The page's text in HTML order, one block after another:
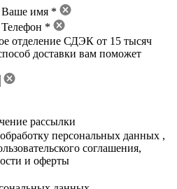
Ваше имя *
Телефон *
отделение СДЭК от 15 тысяч
доставки вам поможет
рассылки
обработку персональных данных ,
соглашения,
и оферты